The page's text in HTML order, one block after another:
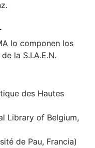
lo componen los
la S.I.A.E.N.
des Hautes
Library of Belgium,
de Pau, Francia)